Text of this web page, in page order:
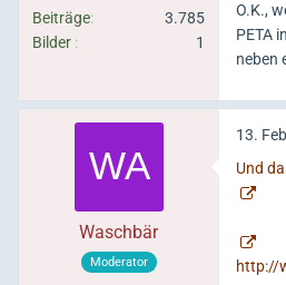
Beiträge
3.785
Bilder
1
O.K.,
PETA
neben
Waschbär
Moderator
13.
Und
http://